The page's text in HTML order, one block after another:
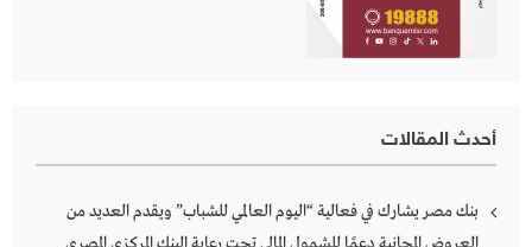
أحدث المقالات
بنك مصر يشارك في فعالية “اليوم العالمي للشباب” ويقدم العديد من